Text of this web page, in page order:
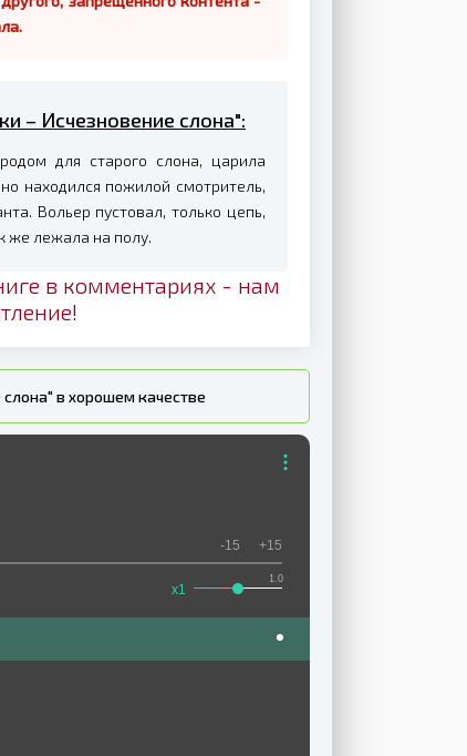
– Исчезновение слона":
для старого слона, царила
находился пожилой смотритель,
Вольер пустовал, только цепь,
же лежала на полу.
в комментариях - нам
в хорошем качестве
1.0
x1
-15 +15